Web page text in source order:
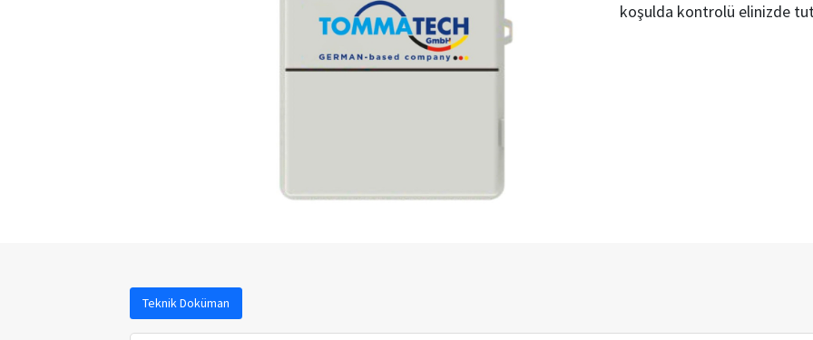
koşulda kontrolü elinizde
Teknik Doküman